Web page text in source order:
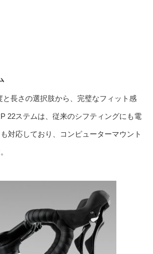
と長さの選択肢から、完璧なフィット感
22ステムは、従来のシフティングにも電
対応しており、コンピューターマウント